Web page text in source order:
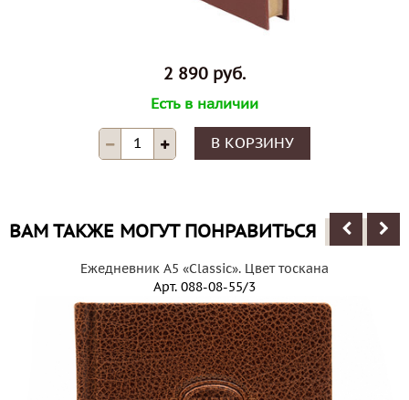
2 890 руб.
Есть в наличии
В КОРЗИНУ
ВАМ ТАКЖЕ МОГУТ ПОНРАВИТЬСЯ
Ежедневник А5 «Classic». Цвет тоскана
Арт. 088-08-55/3